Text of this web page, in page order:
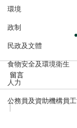
環境
政制
民政及文體
食物安全及環境衛生
人力
公務員及資助機構員工
留言